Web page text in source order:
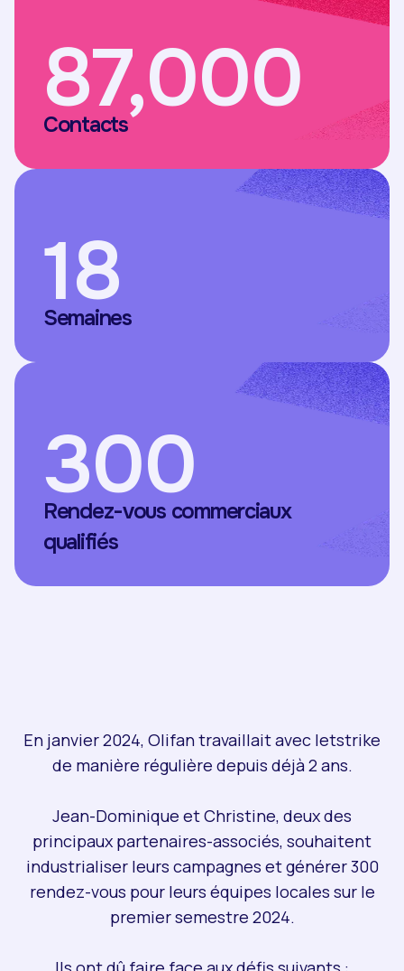
87,000
Contacts
18
Semaines
300
Rendez-vous commerciaux
qualifiés
En janvier 2024, Olifan travaillait avec letstrike
de manière régulière depuis déjà 2 ans.
Jean-Dominique et Christine, deux des
principaux partenaires-associés, souhaitent
industrialiser leurs campagnes et générer 300
rendez-vous pour leurs équipes locales sur le
premier semestre 2024.